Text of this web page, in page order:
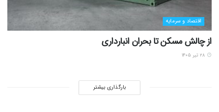
اقتصاد و سرمایه
از چالش مسکن تا بحران انبارداری
بارگذاری بیشتر